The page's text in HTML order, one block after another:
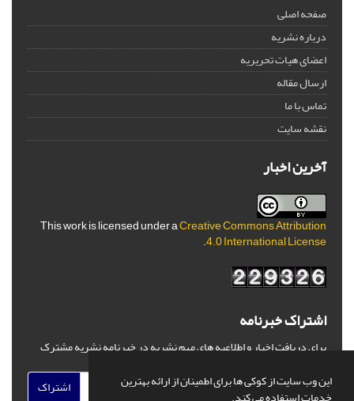
این وب سایت از کوکی ها برای اطمینان از ارائه بهترین
صفحه اصلی
درباره نشریه
اعضای هیات تحریریه
ارسال مقاله
تماس با ما
نقشه سایت
آخرین اخبار
This work is licensed under aCreative Commons Attribution
4.0 International License
.
اشتراک خبرنامه
برای دریافت اخبار و اطلاعیه های مهم نشریه در خبرنامه نشریه مشترک
اشتراک